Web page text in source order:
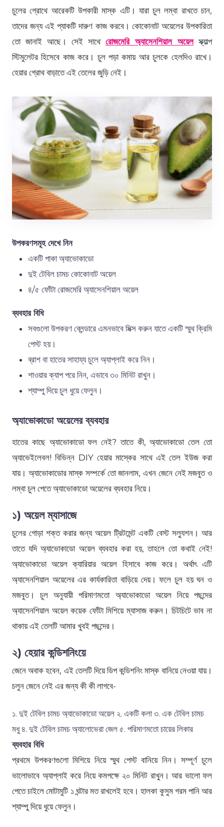
চুলের গ্রোথে আরেকটি উপকারী মাস্ক এটি। যারা চুল লম্বা রাখতে চান,
তাদের জন্য এই প্যাকটি দারুণ কাজ করবে। কোকোনাট অয়েলের উপকারিতা
তো জানাই আছে। সেই সাথে রোজমেরি অ্যাসেনশিয়াল অয়েলস্ক্যাল্প
স্টিমুলেটর হিসেবে কাজ করে। চুল পড়া কমায় আর চুলকে হেলদিও রাখে।
হেয়ার গ্রোথ বাড়াতে এই তেলের জুড়ি নেই।
উপকরণসমূহ দেখে নিন
একটি পাকা অ্যাভোকাডো
দুই টেবিল চামচ কোকোনাট অয়েল
৪/৫ ফোঁটা রোজমেরি অ্যাসেনশিয়াল অয়েল
ব্যবহার বিধি
সবগুলো উপকরণ ব্লেন্ডারে এমনভাবে মিক্স করুন যাতে একটি স্মুথ ক্রিমি
পেস্ট হয়।
ব্রাশ বা হাতের সাহায্য চুলে অ্যাপ্লাই করে নিন।
শাওয়ার ক্যাপ পরে নিন, এভাবে ৩০ মিনিট রাখুন।
শ্যাম্পু দিয়ে চুল ধুয়ে ফেলুন।
অ্যাভোকাডো অয়েলের ব্যবহার
হাতের কাছে অ্যাভোকাডো ফল নেই? তাতে কী, অ্যাভোকাডো তেল তো
অ্যাভেইলেবল! বিভিন্ন DIY হেয়ার মাস্কের সাথে এই তেল ইউজ করা
যায়। অ্যাভোকাডোর মাস্ক সম্পর্কে তো জানলাম, এখন জেনে নেই মজবুত ও
লম্বা চুল পেতে অ্যাভোকাডো অয়েলের ব্যবহার নিয়ে।
১) অয়েল ম্যাসাজে
চুলের গোড়া শক্ত করার জন্য অয়েল ট্রিটমেন্ট একটি বেস্ট সল্যুশন। আর
তাতে যদি অ্যাভোকাডো অয়েল ব্যবহার করা হয়, তাহলে তো কথাই নেই!
অ্যাভোকাডো অয়েল ক্যারিয়ার অয়েল হিসাবে কাজ করে। অর্থাৎ এটি
অ্যাসেনশিয়াল অয়েলের এর কার্যকারিতা বাড়িয়ে দেয়। ফলে চুল হয় ঘন ও
মজবুত। চুল অনুযায়ী পরিমাণমতো অ্যাভোকাডো অয়েল নিয়ে পছন্দের
অ্যাসেনশিয়াল অয়েল কয়েক ফোঁটা মিশিয়ে ম্যাসাজ করুন। চিটচিটে ভাব না
থাকায় এই তেলটি আমার খুবই পছন্দের।
২) হেয়ার কন্ডিশনিংয়ে
জেনে অবাক হবেন, এই তেলটি দিয়ে ডিপ কন্ডিশনিং মাস্ক বানিয়ে নেওয়া যায়।
চলুন জেনে নেই এর জন্য কী কী লাগবে-
১. দুই টেবিল চামচ অ্যাভোকাডো অয়েল ২. একটি কলা ৩. এক টেবিল চামচ
মধু ৪. দুই টেবিল চামচ অ্যালোভেরা জেল ৫. পরিমাণমতো চায়ের লিকার
ব্যবহার বিধি
প্রথমে উপকরণগুলো মিশিয়ে নিয়ে স্মুথ পেস্ট বানিয়ে নিন। সম্পূর্ণ চুলে
ভালোভাবে অ্যাপ্লাই করে নিয়ে কমপক্ষে ২০ মিনিট রাখুন। আর ভালো ফল
পেতে চাইলে মোটামুটি ১ ঘন্টার মত রাখলেই হবে। হালকা কুসুম গরম পানি আর
শ্যাম্পু দিয়ে ধুয়ে ফেলুন।